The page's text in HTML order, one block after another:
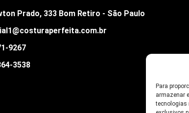
Para
armazenar
tecnologias
Prado, 333 Bom Retiro - São Paulo
9267
3538